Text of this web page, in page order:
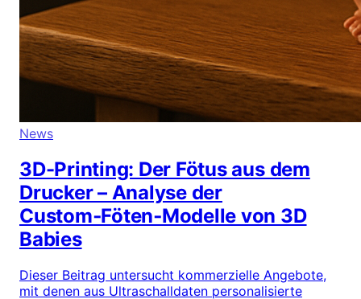
News
3D-Printing: Der Fötus aus dem
Drucker – Analyse der
Custom‑Föten‑Modelle von 3D
Babies
Dieser Beitrag untersucht kommerzielle Angebote,
mit denen aus Ultraschalldaten personalisierte